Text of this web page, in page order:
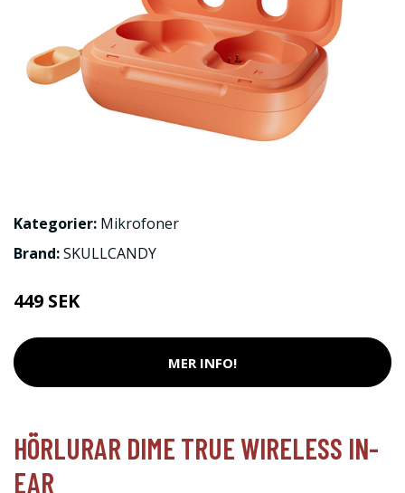
Kategorier: Mikrofoner
Brand:SKULLCANDY
449 SEK
MER INFO!
HÖRLURAR DIME TRUE WIRELESS IN-
EAR